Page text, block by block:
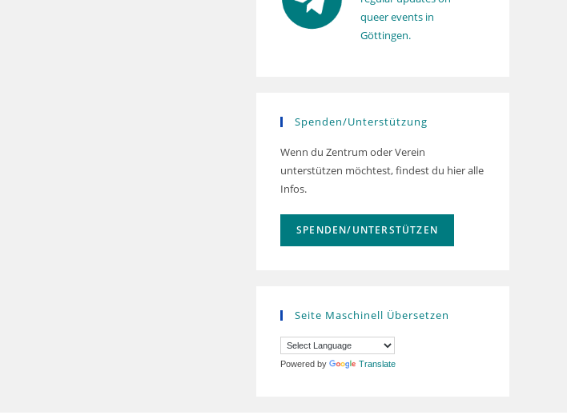
queer events in
Göttingen.
Spenden/Unterstützung
Wenn du Zentrum oder Verein
unterstützen möchtest, findest du hier alle
Infos.
SPENDEN/UNTERSTÜTZEN
Seite Maschinell Übersetzen
Powered by Translate